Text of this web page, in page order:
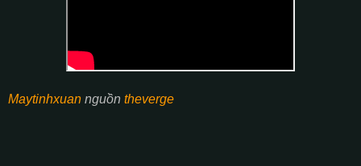
Maytinhxuan nguồn theverge